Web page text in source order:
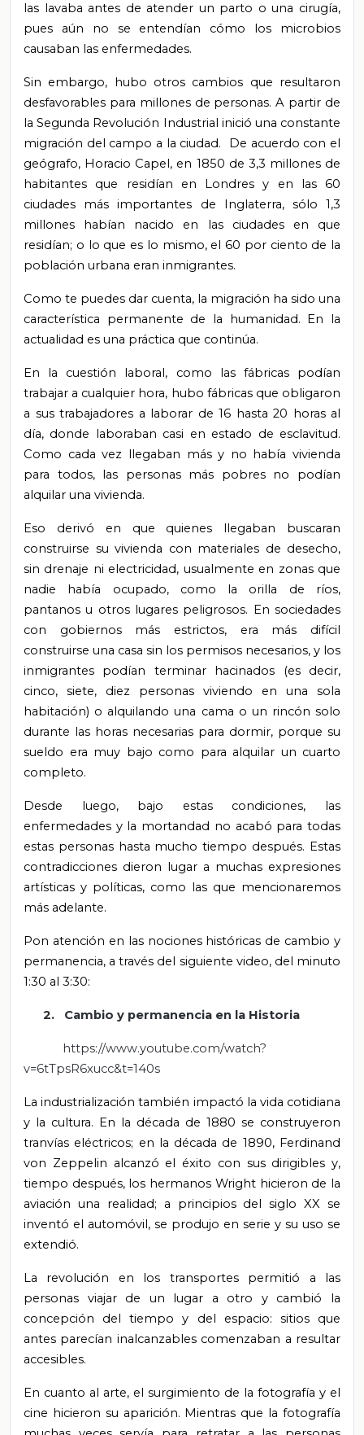
las lavaba antes de atender un parto o una cirugía,
pues aún no se entendían cómo los microbios
causaban las enfermedades.
Sin embargo, hubo otros cambios que resultaron
desfavorables para millones de personas. A partir de
la Segunda Revolución Industrial inició una constante
migración del campo a la ciudad. De acuerdo con el
geógrafo, Horacio Capel, en 1850 de 3,3 millones de
habitantes que residían en Londres y en las 60
ciudades más importantes de Inglaterra, sólo 1,3
millones habían nacido en las ciudades en que
residían; o lo que es lo mismo, el 60 por ciento de la
población urbana eran inmigrantes.
Como te puedes dar cuenta, la migración ha sido una
característica permanente de la humanidad. En la
actualidad es una práctica que continúa.
En la cuestión laboral, como las fábricas podían
trabajar a cualquier hora, hubo fábricas que obligaron
a sus trabajadores a laborar de 16 hasta 20 horas al
día, donde laboraban casi en estado de esclavitud.
Como cada vez llegaban más y no había vivienda
para todos, las personas más pobres no podían
alquilar una vivienda.
Eso derivó en que quienes llegaban buscaran
construirse su vivienda con materiales de desecho,
sin drenaje ni electricidad, usualmente en zonas que
nadie había ocupado, como la orilla de ríos,
pantanos u otros lugares peligrosos. En sociedades
con gobiernos más estrictos, era más difícil
construirse una casa sin los permisos necesarios, y los
inmigrantes podían terminar hacinados (es decir,
cinco, siete, diez personas viviendo en una sola
habitación) o alquilando una cama o un rincón solo
durante las horas necesarias para dormir, porque su
sueldo era muy bajo como para alquilar un cuarto
completo.
Desde luego, bajo estas condiciones, las
enfermedades y la mortandad no acabó para todas
estas personas hasta mucho tiempo después. Estas
contradicciones dieron lugar a muchas expresiones
artísticas y políticas, como las que mencionaremos
más adelante.
Pon atención en las nociones históricas de cambio y
permanencia, a través del siguiente video, del minuto
1:30 al 3:30:
2. Cambio y permanencia en la Historia
https://www.youtube.com/watch?
v=6tTpsR6xucc&t=140s
La industrialización también impactó la vida cotidiana
y la cultura. En la década de 1880 se construyeron
tranvías eléctricos; en la década de 1890, Ferdinand
von Zeppelin alcanzó el éxito con sus dirigibles y,
tiempo después, los hermanos Wright hicieron de la
aviación una realidad; a principios del siglo XX se
inventó el automóvil, se produjo en serie y su uso se
extendió.
La revolución en los transportes permitió a las
personas viajar de un lugar a otro y cambió la
concepción del tiempo y del espacio: sitios que
antes parecían inalcanzables comenzaban a resultar
accesibles.
En cuanto al arte, el surgimiento de la fotografía y el
cine hicieron su aparición. Mientras que la fotografía